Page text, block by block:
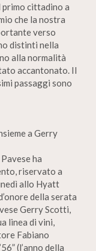
primo cittadino a
che la nostra
verso
distinti nella
alla normalità
accantonato. Il
passaggi sono
a Gerry
ha
riservato a
allo Hyatt
della serata
Gerry Scotti,
linea di vini,
Fabiano
(l’anno della